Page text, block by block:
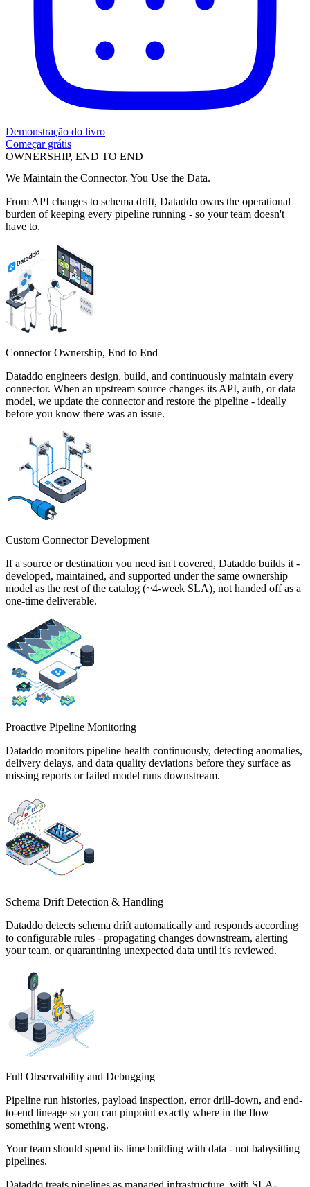
Demonstração do livro
Começar grátis
OWNERSHIP, END TO END
We Maintain the Connector. You Use the Data.
From API changes to schema drift, Dataddo owns the operational
burden of keeping every pipeline running - so your team doesn't
have to.
Connector Ownership, End to End
Dataddo engineers design, build, and continuously maintain every
connector. When an upstream source changes its API, auth, or data
model, we update the connector and restore the pipeline - ideally
before you know there was an issue.
Custom Connector Development
If a source or destination you need isn't covered, Dataddo builds it -
developed, maintained, and supported under the same ownership
model as the rest of the catalog (~4-week SLA), not handed off as a
one-time deliverable.
Proactive Pipeline Monitoring
Dataddo monitors pipeline health continuously, detecting anomalies,
delivery delays, and data quality deviations before they surface as
missing reports or failed model runs downstream.
Schema Drift Detection & Handling
Dataddo detects schema drift automatically and responds according
to configurable rules - propagating changes downstream, alerting
your team, or quarantining unexpected data until it's reviewed.
Full Observability and Debugging
Pipeline run histories, payload inspection, error drill-down, and end-
to-end lineage so you can pinpoint exactly where in the flow
something went wrong.
Your team should spend its time building with data - not babysitting
pipelines.